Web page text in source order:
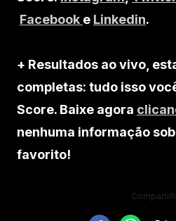
Facebook e Linkedin.
+ Resultados ao vivo,
completas: tudo isso
Score. Baixe agora
nenhuma informação
favorito!